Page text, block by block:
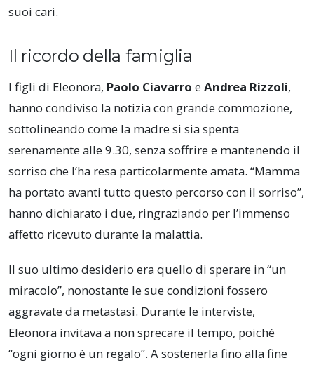
suoi cari.
Il ricordo della famiglia
I figli di Eleonora, Paolo Ciavarro eAndrea Rizzoli,
hanno condiviso la notizia con grande commozione,
sottolineando come la madre si sia spenta
serenamente alle 9.30, senza soffrire e mantenendo il
sorriso che l’ha resa particolarmente amata. “Mamma
ha portato avanti tutto questo percorso con il sorriso”,
hanno dichiarato i due, ringraziando per l’immenso
affetto ricevuto durante la malattia.
Il suo ultimo desiderio era quello di sperare in “un
miracolo”, nonostante le sue condizioni fossero
aggravate da metastasi. Durante le interviste,
Eleonora invitava a non sprecare il tempo, poiché
“ogni giorno è un regalo”. A sostenerla fino alla fine